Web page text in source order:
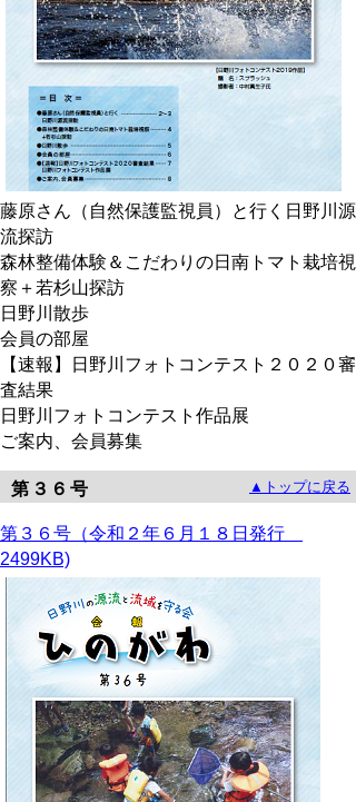
藤原さん（自然保護監視員）と行く日野川源
流探訪
森林整備体験＆こだわりの日南トマト栽培視
察＋若杉山探訪
日野川散歩
会員の部屋
【速報】日野川フォトコンテスト２０２０審
査結果
日野川フォトコンテスト作品展
ご案内、会員募集
第３６号 ▲トップに戻る
第３６号（令和２年６月１８日発行
2499KB)